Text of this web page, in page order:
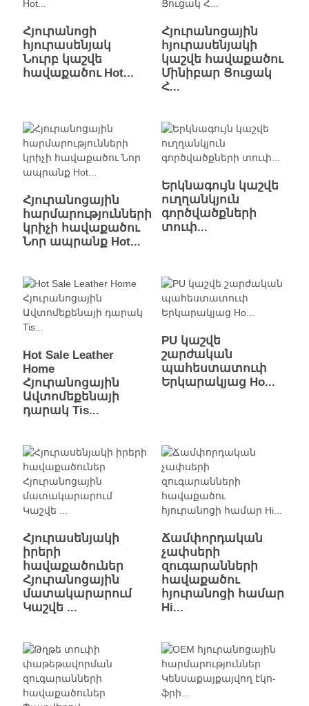
Հյուրանոցի
հյուրասենյակ
Նուրբ կաշվե
հավաքածու Hot...
Հյուրանոցային
հյուրասենյակի
կաշվե հավաքածու
Մինիբար Ցուցակ
Հ...
Հյուրանոցային
հարմարությունների
կրիչի հավաքածու
Նոր ապրանք Hot...
Երկնագույն կաշվե
ուղղանկյուն
գործվածքների
տուփ...
Hot Sale Leather
Home
Հյուրանոցային
Ավտոմեքենայի
դարակ Tis...
PU կաշվե
շարժական
պահեստատուփ
Երկարակյաց Ho...
Հյուրասենյակի
իրերի
հավաքածուներ
Հյուրանոցային
մատակարարում
Կաշվե ...
Ճամփորդական
չափսերի
զուգարանների
հավաքածու
հյուրանոցի համար
Hi...